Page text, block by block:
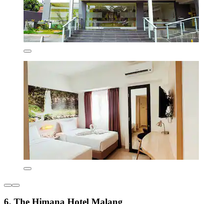
6. The Himana Hotel Malang